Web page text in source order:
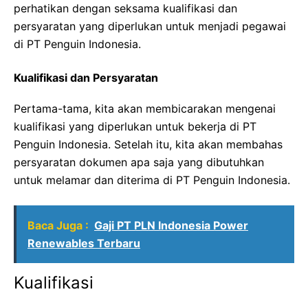
perhatikan dengan seksama kualifikasi dan
persyaratan yang diperlukan untuk menjadi pegawai
di PT Penguin Indonesia.
Kualifikasi dan Persyaratan
Pertama-tama, kita akan membicarakan mengenai
kualifikasi yang diperlukan untuk bekerja di PT
Penguin Indonesia. Setelah itu, kita akan membahas
persyaratan dokumen apa saja yang dibutuhkan
untuk melamar dan diterima di PT Penguin Indonesia.
Baca Juga : Gaji PT PLN Indonesia Power
Renewables Terbaru
Kualifikasi